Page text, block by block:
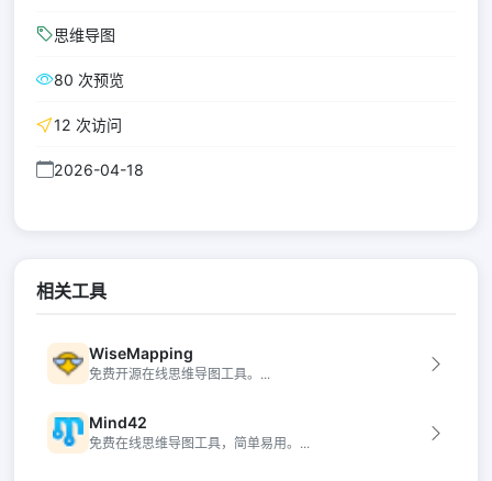
思维导图
80 次预览
12 次访问
2026-04-18
相关工具
WiseMapping
免费开源在线思维导图工具。...
Mind42
免费在线思维导图工具，简单易用。...